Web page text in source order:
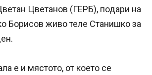
Цветанов (ГЕРБ), подари на
Борисов живо теле Станишко за
е и мястото, от което се